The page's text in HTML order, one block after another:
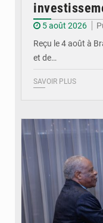
5 août 2026
Reçu le 4 août à
et de…
SAVOIR PLUS